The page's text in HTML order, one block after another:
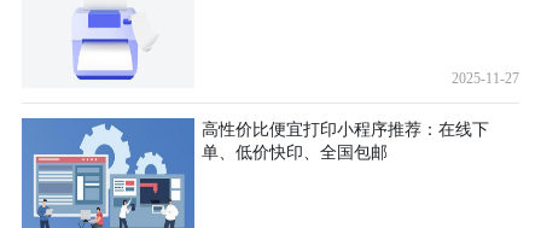
2025-11-27
高性价比便宜打印小程序推荐：在线下
单、低价快印、全国包邮